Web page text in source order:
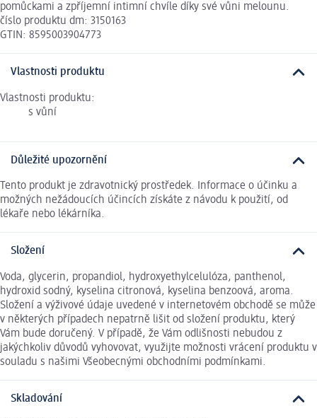
pomůckami a zpříjemní intimní chvíle díky své vůni melounu.
číslo produktu dm: 3150163
GTIN: 8595003904773
Vlastnosti produktu
Vlastnosti produktu:
s vůní
Důležité upozornění
Tento produkt je zdravotnický prostředek. Informace o účinku a
možných nežádoucích účincích získáte z návodu k použití, od
lékaře nebo lékárníka.
Složení
Voda, glycerin, propandiol, hydroxyethylcelulóza, panthenol,
hydroxid sodný, kyselina citronová, kyselina benzoová, aroma.
Složení a výživové údaje uvedené v internetovém obchodě se může
v některých případech nepatrně lišit od složení produktu, který
Vám bude doručený. V případě, že Vám odlišnosti nebudou z
jakýchkoliv důvodů vyhovovat, využijte možnosti vrácení produktu v
souladu s našimi Všeobecnými obchodními podmínkami.
Skladování